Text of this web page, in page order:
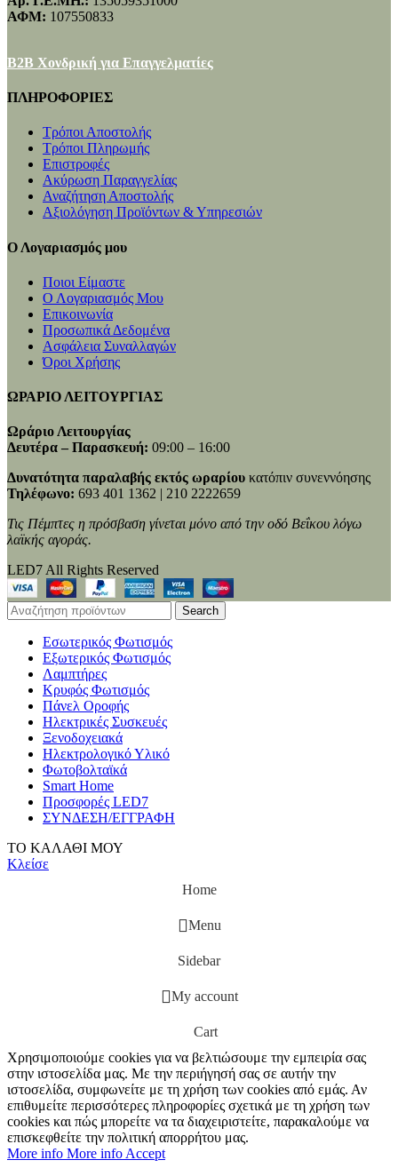
ΑΦΜ: 107550833
B2B Χονδρική για Επαγγελματίες
ΠΛΗΡΟΦΟΡΙΕΣ
Τρόποι Αποστολής
Τρόποι Πληρωμής
Επιστροφές
Ακύρωση Παραγγελίας
Αναζήτηση Αποστολής
Αξιολόγηση Προϊόντων & Υπηρεσιών
Ο Λογαριασμός μου
Ποιοι Είμαστε
Ο Λογαριασμός Μου
Επικοινωνία
Προσωπικά Δεδομένα
Ασφάλεια Συναλλαγών
Όροι Χρήσης
ΩΡΑΡΙΟ ΛΕΙΤΟΥΡΓΙΑΣ
Ωράριο Λειτουργίας
Δευτέρα – Παρασκευή: 09:00 – 16:00
Δυνατότητα παραλαβής εκτός ωραρίου κατόπιν συνεννόησης
Τηλέφωνο: 693 401 1362 | 210 2222659
Τις Πέμπτες η πρόσβαση γίνεται μόνο από την οδό Βεΐκου λόγω
λαϊκής αγοράς.
LED7 All Rights Reserved
Search
Εσωτερικός Φωτισμός
Εξωτερικός Φωτισμός
Λαμπτήρες
Κρυφός Φωτισμός
Πάνελ Οροφής
Ηλεκτρικές Συσκευές
Ξενοδοχειακά
Ηλεκτρολογικό Υλικό
Φωτοβολταϊκά
Smart Home
Προσφορές LED7
ΣΥΝΔΕΣΗ/ΕΓΓΡΑΦΗ
ΤΟ ΚΑΛΑΘΙ ΜΟΥ
Κλείσε
Home
Menu
Sidebar
My account
Cart
Χρησιμοποιούμε cookies για να βελτιώσουμε την εμπειρία σας
στην ιστοσελίδα μας. Με την περιήγησή σας σε αυτήν την
ιστοσελίδα, συμφωνείτε με τη χρήση των cookies από εμάς. Αν
επιθυμείτε περισσότερες πληροφορίες σχετικά με τη χρήση των
cookies και πώς μπορείτε να τα διαχειριστείτε, παρακαλούμε να
επισκεφθείτε την πολιτική απορρήτου μας.
More info More info Accept